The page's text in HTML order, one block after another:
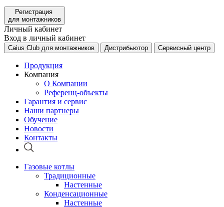
Регистрация
для монтажников
Личный кабинет
Вход в личный кабинет
Caius Club для монтажников Дистрибьютор Сервисный центр
Продукция
Компания
О Компании
Референц-объекты
Гарантия и сервис
Наши партнеры
Обучение
Новости
Контакты
Газовые котлы
Традиционные
Настенные
Конденсационные
Настенные